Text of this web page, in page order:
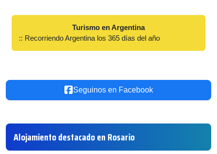
Turismo en Argentina
:: Recorriendo Argentina los 365 días del año
Seguinos en Facebook
Alojamiento destacado en Rosario